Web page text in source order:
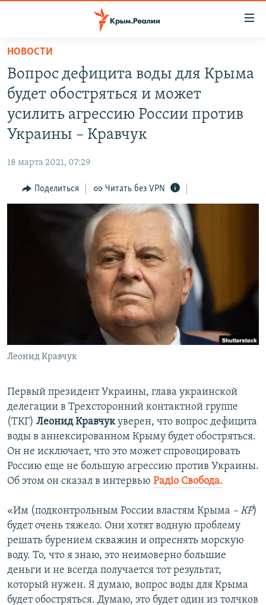
Вернуться
основному
содержанию
Вернутся
главной
Вернутся
поиску
СПЕЦПРОЕКТЫ
КАРТА ВОЕННЫХ ОБЪЕКТОВ КРЫМА
ВОДА
ИСТОРИЯ
ИНТЕРАКТИВ
ИНФОГРАФИКА
ТЕЛЕПРОЕКТ КРЫМ.РЕАЛИИ
СОВЕТЫ ПРАВОЗАЩИТНИКОВ
ПРОПАВШИЕ БЕЗ ВЕСТИ
ПОБЕДИТЕЛЕЙ НЕ СУДЯТ?
КРЫМ.НЕПОКОРЕННЫЙ
УКРАИНСКАЯ ПРОБЛЕМА КРЫМА
РАДІО СВОБОДА
КАК ОБОЙТИ БЛОКИРОВКУ
ПРИСОЕДИНЯЙТЕСЬ!
Все сайты RFE/RL
НОВОСТИ
Вопрос дефицита воды для Крыма
будет обостряться и может
усилить агрессию России против
Украины – Кравчук
18 марта 2021, 07:29
Поделиться Читать без VPN
Леонид Кравчук
Первый президент Украины, глава украинской
делегации в Трехсторонний контактной группе
(ТКГ) Леонид Кравчукуверен, что вопрос дефицита
воды в аннексированном Крыму будет обостряться.
Он не исключает, что это может спровоцировать
Россию еще не большую агрессию против Украины.
Об этом он сказал в интервью Радіо Свобода.
«Им (подконтрольным России властям Крыма – КР)
будет очень тяжело. Они хотят водную проблему
решать бурением скважин и опреснять морскую
воду. То, что я знаю, это неимоверно большие
деньги и не всегда получается тот результат,
который нужен. Я думаю, вопрос воды для Крыма
будет обостряться. Думаю, это будет один из толчков